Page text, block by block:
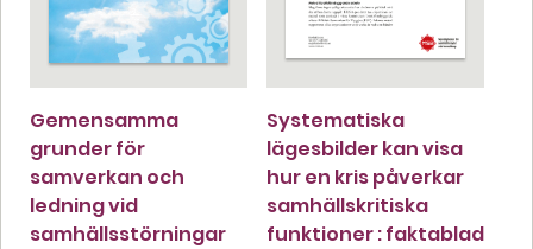
Gemensamma
grunder för
samverkan och
ledning vid
samhällsstörningar
Systematiska
lägesbilder kan visa
hur en kris påverkar
samhällskritiska
funktioner : faktablad